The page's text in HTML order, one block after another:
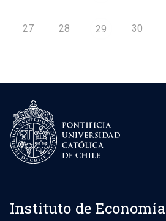
27 28 29 30
Instituto de Economía